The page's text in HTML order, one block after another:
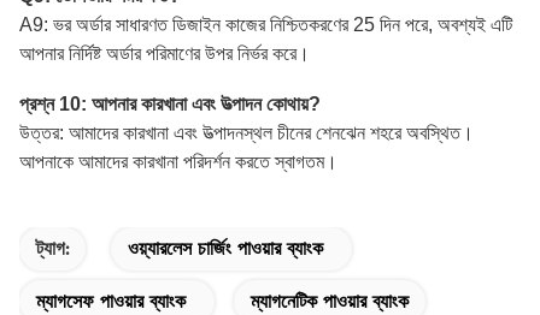
A9: ভর অর্ডার সাধারণত ডিজাইন কাজের নিশ্চিতকরণের 25 দিন পরে, অবশ্যই এটি
আপনার নির্দিষ্ট অর্ডার পরিমাণের উপর নির্ভর করে।
প্রশ্ন 10: আপনার কারখানা এবং উত্পাদন কোথায়?
উত্তর: আমাদের কারখানা এবং উত্পাদনস্থল চীনের শেনঝেন শহরে অবস্থিত।
আপনাকে আমাদের কারখানা পরিদর্শন করতে স্বাগতম।
ট্যাগ: ওয়্যারলেস চার্জিং পাওয়ার ব্যাংক
ম্যাগসেফ পাওয়ার ব্যাংক ম্যাগনেটিক পাওয়ার ব্যাংক